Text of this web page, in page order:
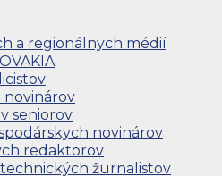
a regionálnych médií
seniorov
novinárov
redaktorov
žurnalistov